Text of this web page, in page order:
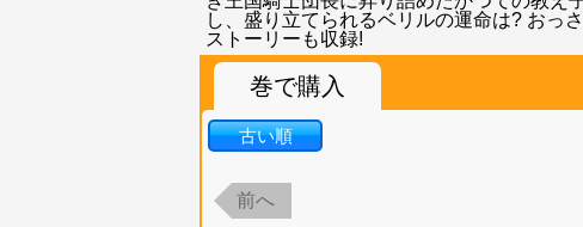
し、盛り立てられるベリルの運命は? おっ
ストーリーも収録!
巻で購入
古い順
前へ